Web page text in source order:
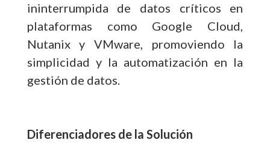
ininterrumpida de datos críticos en
plataformas como Google Cloud,
Nutanix y VMware, promoviendo la
simplicidad y la automatización en la
gestión de datos.
Diferenciadores de la Solución